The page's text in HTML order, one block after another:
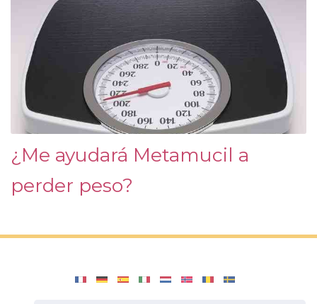
¿Me ayudará Metamucil a
perder peso?